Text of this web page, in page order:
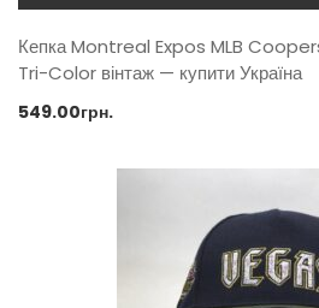
Кепка Montreal Expos MLB
Tri-Color вінтаж — купити Україна
549.00грн.